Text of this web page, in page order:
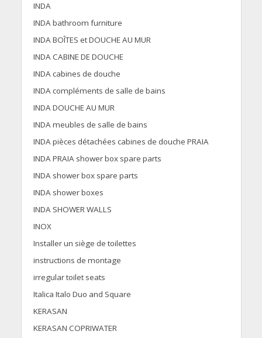
INDA
INDA bathroom furniture
INDA BOÎTES et DOUCHE AU MUR
INDA CABINE DE DOUCHE
INDA cabines de douche
INDA compléments de salle de bains
INDA DOUCHE AU MUR
INDA meubles de salle de bains
INDA pièces détachées cabines de douche PRAIA
INDA PRAIA shower box spare parts
INDA shower box spare parts
INDA shower boxes
INDA SHOWER WALLS
INOX
Installer un siège de toilettes
instructions de montage
irregular toilet seats
Italica Italo Duo and Square
KERASAN
KERASAN COPRIWATER